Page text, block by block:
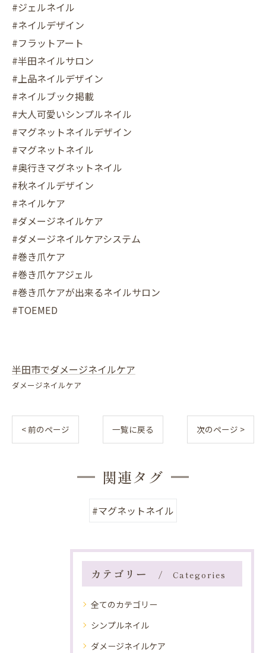
#ジェルネイル
#ネイルデザイン
#フラットアート
#半田ネイルサロン
#上品ネイルデザイン
#ネイルブック掲載
#大人可愛いシンプルネイル
#マグネットネイルデザイン
#マグネットネイル
#奥行きマグネットネイル
#秋ネイルデザイン
#ネイルケア
#ダメージネイルケア
#ダメージネイルケアシステム
#巻き爪ケア
#巻き爪ケアジェル
#巻き爪ケアが出来るネイルサロン
#TOEMED
半田市でダメージネイルケア
ダメージネイルケア
< 前のページ 一覧に戻る 次のページ >
関連タグ
#マグネットネイル
カテゴリー Categories
全てのカテゴリー
シンプルネイル
ダメージネイルケア